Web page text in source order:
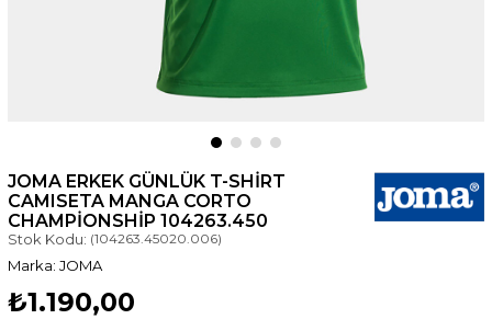
JOMA ERKEK GÜNLÜK T-SHIRT
CAMISETA MANGA CORTO
CHAMPIONSHIP 104263.450
Stok Kodu: (104263.45020.006)
JOMA
₺1.190,00